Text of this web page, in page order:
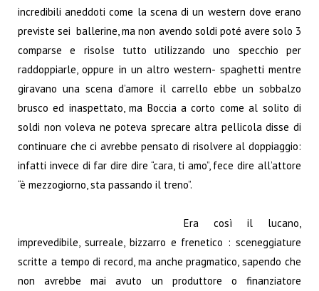
incredibili aneddoti come la scena di un western dove erano
previste sei ballerine, ma non avendo soldi poté avere solo 3
comparse e risolse tutto utilizzando uno specchio per
raddoppiarle, oppure in un altro western- spaghetti mentre
giravano una scena d’amore il carrello ebbe un sobbalzo
brusco ed inaspettato, ma Boccia a corto come al solito di
soldi non voleva ne poteva sprecare altra pellicola disse di
continuare che ci avrebbe pensato di risolvere al doppiaggio:
infatti invece di far dire dire “cara, ti amo”, fece dire all’attore
“è mezzogiorno, sta passando il treno”.
Era così il lucano,
imprevedibile, surreale, bizzarro e frenetico : sceneggiature
scritte a tempo di record, ma anche pragmatico, sapendo che
non avrebbe mai avuto un produttore o finanziatore